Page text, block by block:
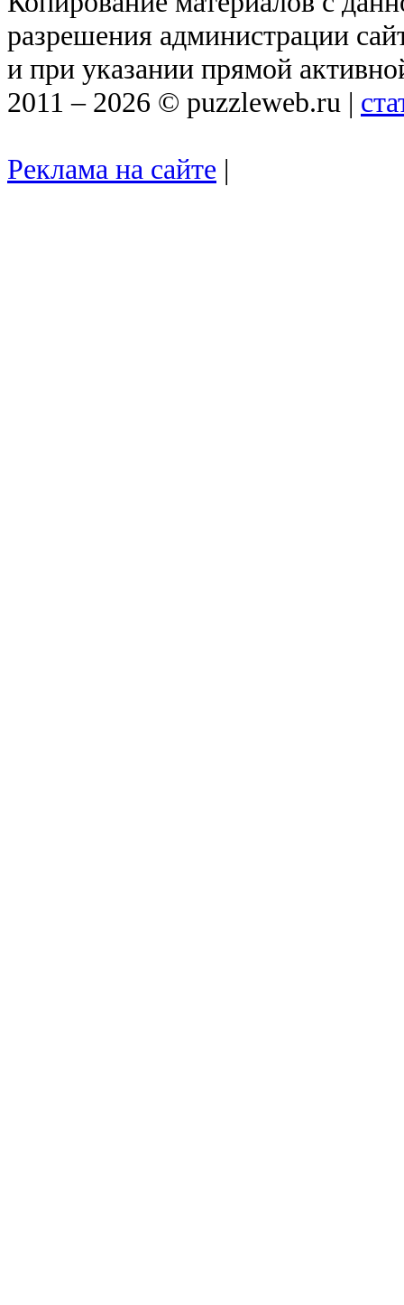
разрешения администрации
и при указании прямой
2011 – 2026 © puzzleweb.ru |
Реклама на сайте |